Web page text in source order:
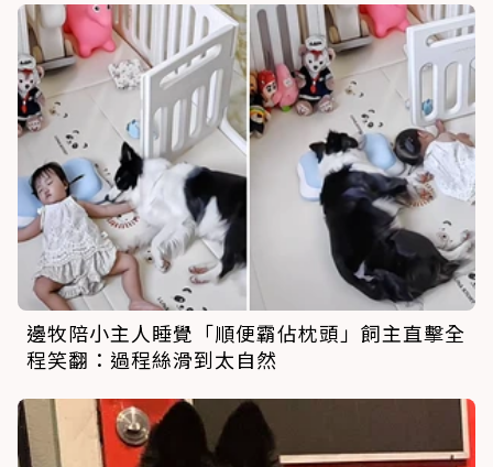
邊牧陪小主人睡覺「順便霸佔枕頭」飼主直擊全
程笑翻：過程絲滑到太自然